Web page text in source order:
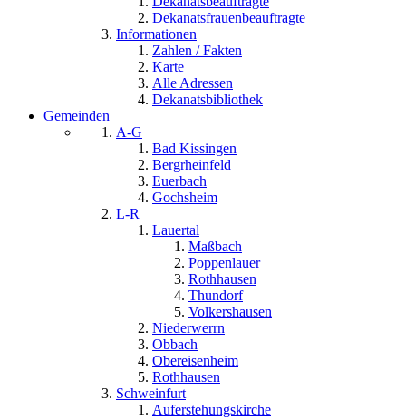
Dekanatsfrauenbeauftragte
Informationen
Zahlen / Fakten
Karte
Alle Adressen
Dekanatsbibliothek
Gemeinden
A-G
Bad Kissingen
Bergrheinfeld
Euerbach
Gochsheim
L-R
Lauertal
Maßbach
Poppenlauer
Rothhausen
Thundorf
Volkershausen
Niederwerrn
Obbach
Obereisenheim
Rothhausen
Schweinfurt
Auferstehungskirche